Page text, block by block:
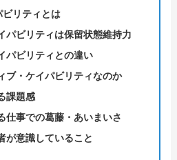
ビリティとは
パビリティは保留状態維持力
パビリティとの違い
ブ・ケイパビリティなのか
課題感
仕事での葛藤・あいまいさ
が意識していること